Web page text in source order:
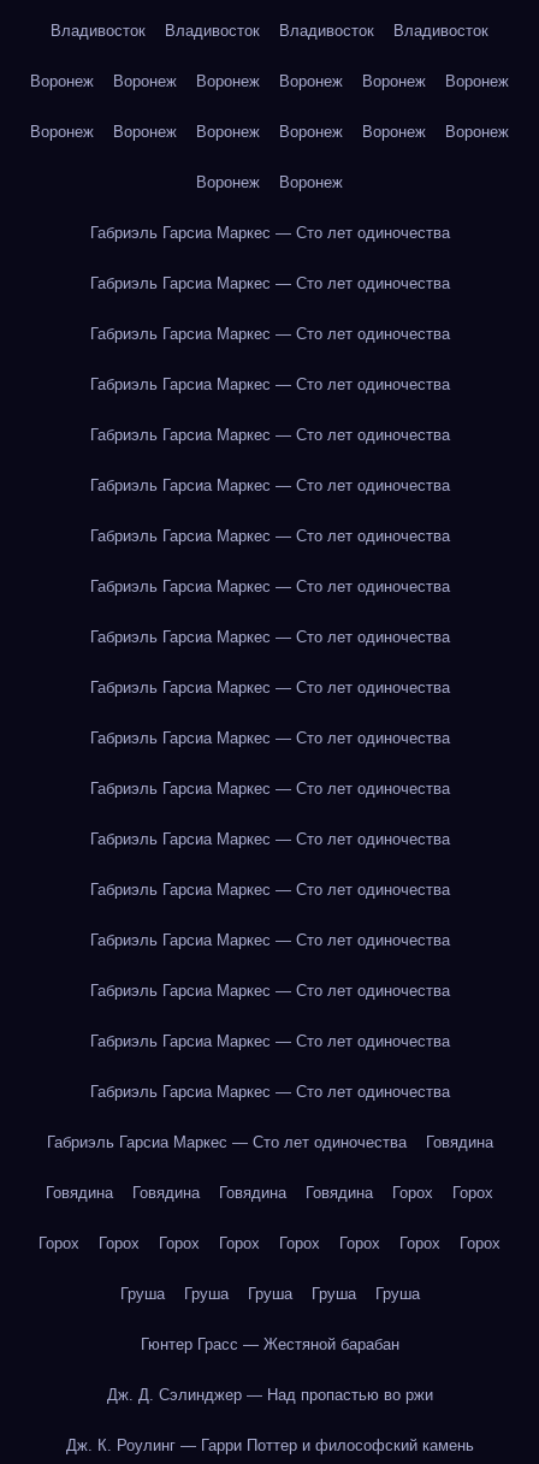
Владивосток Владивосток Владивосток Владивосток
Воронеж Воронеж Воронеж Воронеж Воронеж Воронеж
Воронеж Воронеж Воронеж Воронеж Воронеж Воронеж
Воронеж Воронеж
Габриэль Гарсиа Маркес — Сто лет одиночества
Габриэль Гарсиа Маркес — Сто лет одиночества
Габриэль Гарсиа Маркес — Сто лет одиночества
Габриэль Гарсиа Маркес — Сто лет одиночества
Габриэль Гарсиа Маркес — Сто лет одиночества
Габриэль Гарсиа Маркес — Сто лет одиночества
Габриэль Гарсиа Маркес — Сто лет одиночества
Габриэль Гарсиа Маркес — Сто лет одиночества
Габриэль Гарсиа Маркес — Сто лет одиночества
Габриэль Гарсиа Маркес — Сто лет одиночества
Габриэль Гарсиа Маркес — Сто лет одиночества
Габриэль Гарсиа Маркес — Сто лет одиночества
Габриэль Гарсиа Маркес — Сто лет одиночества
Габриэль Гарсиа Маркес — Сто лет одиночества
Габриэль Гарсиа Маркес — Сто лет одиночества
Габриэль Гарсиа Маркес — Сто лет одиночества
Габриэль Гарсиа Маркес — Сто лет одиночества
Габриэль Гарсиа Маркес — Сто лет одиночества
Габриэль Гарсиа Маркес — Сто лет одиночества Говядина
Говядина Говядина Говядина Говядина Горох Горох
Горох Горох Горох Горох Горох Горох Горох Горох
Груша Груша Груша Груша Груша
Гюнтер Грасс — Жестяной барабан
Дж. Д. Сэлинджер — Над пропастью во ржи
Дж. К. Роулинг — Гарри Поттер и философский камень